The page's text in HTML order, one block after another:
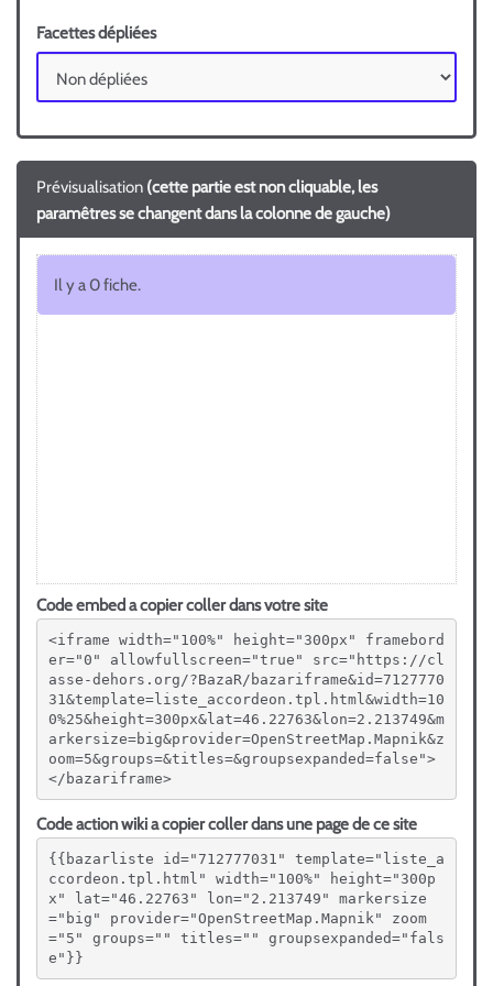
Facettes dépliées
Prévisualisation (cette partie est non cliquable, les
paramêtres se changent dans la colonne de gauche)
Code embed a copier coller dans votre site
<iframe width="100%" height="300px" framebord
er="0" allowfullscreen="true" src="https://cl
asse-dehors.org/?BazaR/bazariframe&id=7127770
31&template=liste_accordeon.tpl.html&width=10
0%25&height=300px&lat=46.22763&lon=2.213749&m
arkersize=big&provider=OpenStreetMap.Mapnik&z
oom=5&groups=&titles=&groupsexpanded=false">
</bazariframe>
Code action wiki a copier coller dans une page de ce site
{{bazarliste id="712777031" template="liste_a
ccordeon.tpl.html" width="100%" height="300p
x" lat="46.22763" lon="2.213749" markersize
="big" provider="OpenStreetMap.Mapnik" zoom
="5" groups="" titles="" groupsexpanded="fals
e"}}